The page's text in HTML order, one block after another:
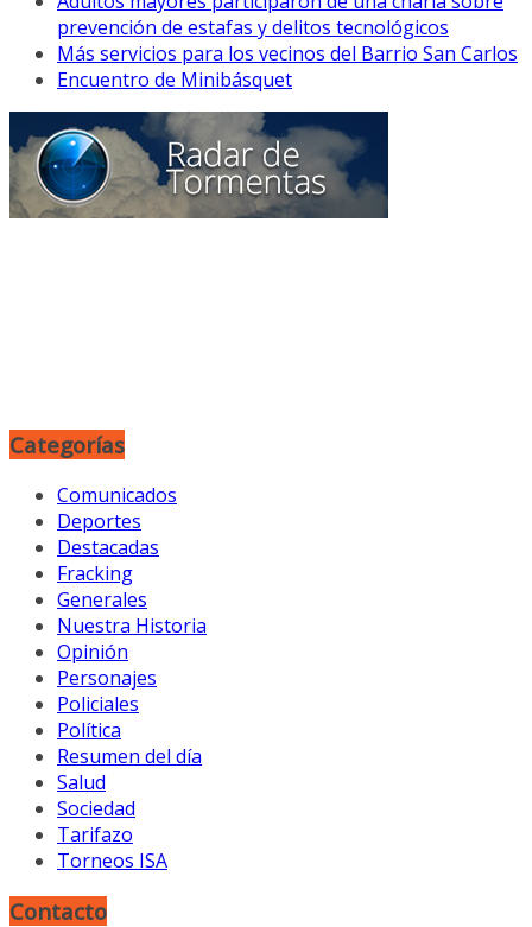
prevención de estafas y delitos tecnológicos
Más servicios para los vecinos del Barrio San Carlos
Encuentro de Minibásquet
Categorías
Comunicados
Deportes
Destacadas
Fracking
Generales
Nuestra Historia
Opinión
Personajes
Policiales
Política
Resumen del día
Salud
Sociedad
Tarifazo
Torneos ISA
Contacto